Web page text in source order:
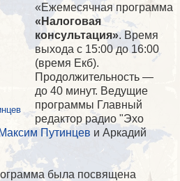
«Ежемесячная программа
«Налоговая
консультация». Время
выхода с 15:00 до 16:00
(время Екб).
Продолжительность —
до 40 минут. Ведущие
программы Главный
редактор радио "Эхо
Путинцев и Аркадий
была посвящена